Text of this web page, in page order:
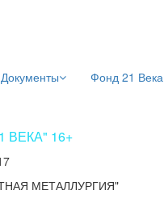
Документы Фонд 21 Века
16+
МЕТАЛЛУРГИЯ"